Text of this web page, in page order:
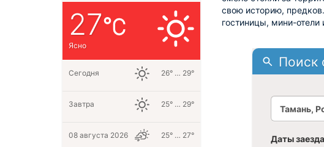
свою историю,
гостиницы, мини-отели
Поиск
Даты
27
Ясно
Сегодня 26° … 29°
Завтра 25° … 29°
08 августа 2026 25° … 27°